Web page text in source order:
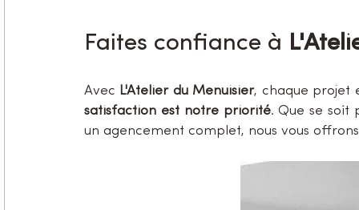
Faites confiance à
Avec L'Atelier du Menuisier, chaque projet
satisfaction est notre priorité. Que se soit
un agencement complet, nous vous